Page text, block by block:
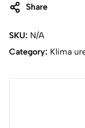
Share
SKU: N/A
Category: Klima